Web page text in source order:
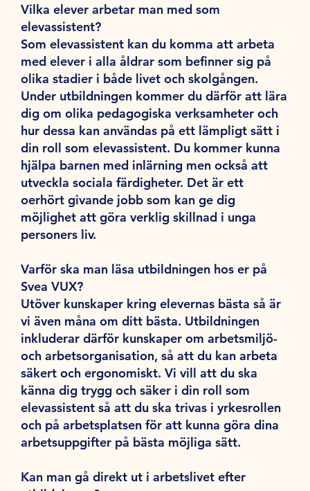
Vilka elever arbetar man med som
elevassistent?
Som elevassistent kan du komma att arbeta
med elever i alla åldrar som befinner sig på
olika stadier i både livet och skolgången.
Under utbildningen kommer du därför att lära
dig om olika pedagogiska verksamheter och
hur dessa kan användas på ett lämpligt sätt i
din roll som elevassistent. Du kommer kunna
hjälpa barnen med inlärning men också att
utveckla sociala färdigheter. Det är ett
oerhört givande jobb som kan ge dig
möjlighet att göra verklig skillnad i unga
personers liv.
Varför ska man läsa utbildningen hos er på
Svea VUX?
Utöver kunskaper kring elevernas bästa så är
vi även måna om ditt bästa. Utbildningen
inkluderar därför kunskaper om arbetsmiljö-
och arbetsorganisation, så att du kan arbeta
säkert och ergonomiskt. Vi vill att du ska
känna dig trygg och säker i din roll som
elevassistent så att du ska trivas i yrkesrollen
och på arbetsplatsen för att kunna göra dina
arbetsuppgifter på bästa möjliga sätt.
Kan man gå direkt ut i arbetslivet efter